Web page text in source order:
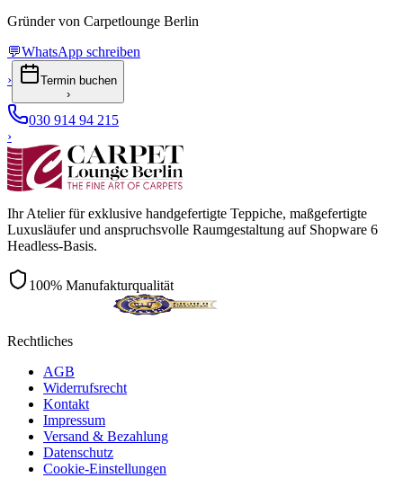
Gründer von Carpetlounge Berlin
💬WhatsApp schreiben
›
Termin buchen
›
030 914 94 215
›
Ihr Atelier für exklusive handgefertigte Teppiche, maßgefertigte
Luxusläufer und anspruchsvolle Raumgestaltung auf Shopware 6
Headless-Basis.
100% Manufakturqualität
Rechtliches
AGB
Widerrufsrecht
Kontakt
Impressum
Versand & Bezahlung
Datenschutz
Cookie-Einstellungen